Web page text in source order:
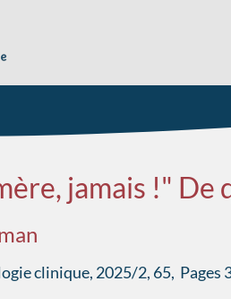
jamais !" De
clinique, 2025/2, 65, Pages